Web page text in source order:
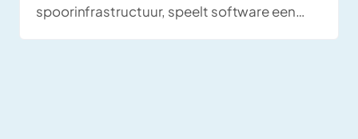
spoorinfrastructuur, speelt software een
cruciale rol in het dagelijks veilig en efficiënt